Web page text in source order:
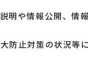
明や情報公開、情
防止対策の状況等